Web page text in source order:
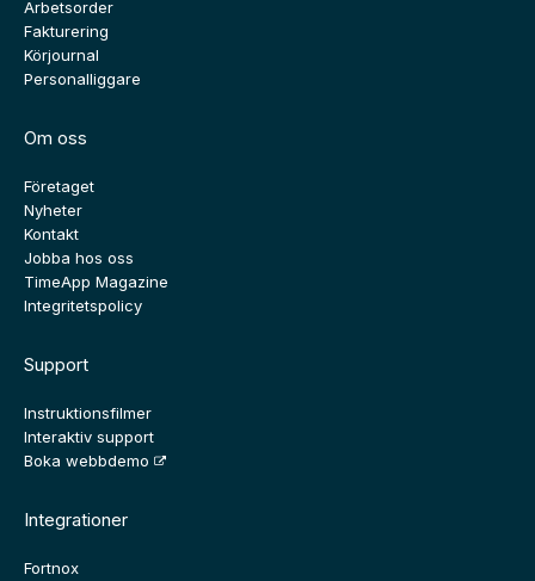
Arbetsorder
Fakturering
Körjournal
Personalliggare
Om oss
Företaget
Nyheter
Kontakt
Jobba hos oss
TimeApp Magazine
Integritetspolicy
Support
Instruktionsfilmer
Interaktiv support
Boka webbdemo
Integrationer
Fortnox